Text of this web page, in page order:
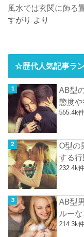
風水では玄関に飾る
すがり より
☆歴代人気記事ラ
AB型
態度や
555.4k
O型の
する
232.4k
AB型
ルー
214.3k